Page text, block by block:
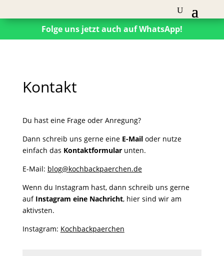
Folge uns jetzt auch auf WhatsApp!
Kontakt
Du hast eine Frage oder Anregung?
Dann schreib uns gerne eine E-Mailoder nutze
einfach das Kontaktformularunten.
E-Mail: blog@kochbackpaerchen.de
Wenn du Instagram hast, dann schreib uns gerne
aufInstagram eine Nachricht, hier sind wir am
aktivsten.
Instagram: Kochbackpaerchen